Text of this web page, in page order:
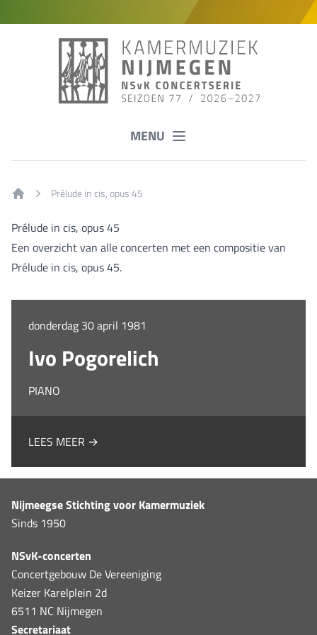
MENU
Prélude in cis, opus 45
Prélude in cis, opus 45
Een overzicht van alle concerten met een compositie van
Prélude in cis, opus 45.
donderdag 30 april 1981
Ivo Pogorelich
PIANO
LEES MEER →
Nijmeegse Stichting voor Kamermuziek
Sinds 1950
NSvK-concerten
Concertgebouw De Vereeniging
Keizer Karelplein 2d
6511 NC Nijmegen
Secretariaat